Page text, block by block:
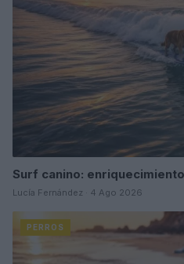
Surf canino:
Lucía Fernández · 4 Ago 2026
PERROS